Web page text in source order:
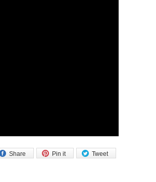
Tweet
Pin it
Share